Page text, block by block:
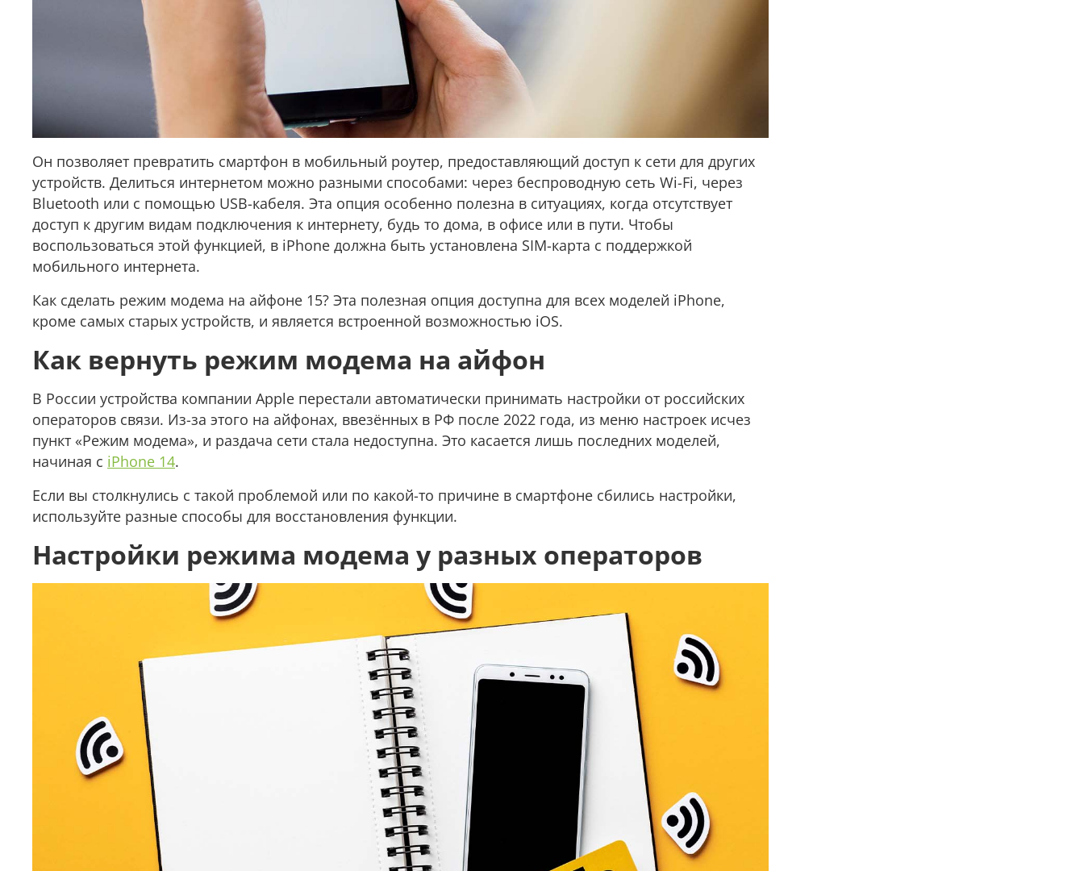
Он позволяет превратить смартфон в мобильный роутер, предоставляющий доступ к сети для других
устройств. Делиться интернетом можно разными способами: через беспроводную сеть Wi-Fi, через
Bluetooth или с помощью USB-кабеля. Эта опция особенно полезна в ситуациях, когда отсутствует
доступ к другим видам подключения к интернету, будь то дома, в офисе или в пути. Чтобы
воспользоваться этой функцией, в iPhone должна быть установлена SIM-карта с поддержкой
мобильного интернета.
Как сделать режим модема на айфоне 15? Эта полезная опция доступна для всех моделей iPhone,
кроме самых старых устройств, и является встроенной возможностью iOS.
Как вернуть режим модема на айфон
В России устройства компании Apple перестали автоматически принимать настройки от российских
операторов связи. Из-за этого на айфонах, ввезённых в РФ после 2022 года, из меню настроек исчез
пункт «Режим модема», и раздача сети стала недоступна. Это касается лишь последних моделей,
начиная с iPhone 14.
Если вы столкнулись с такой проблемой или по какой-то причине в смартфоне сбились настройки,
используйте разные способы для восстановления функции.
Настройки режима модема у разных операторов